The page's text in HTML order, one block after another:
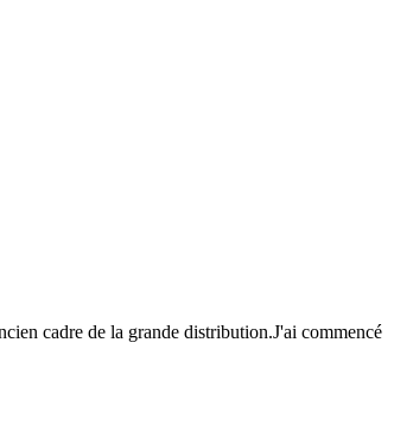
cadre de la grande distribution.J'ai commencé